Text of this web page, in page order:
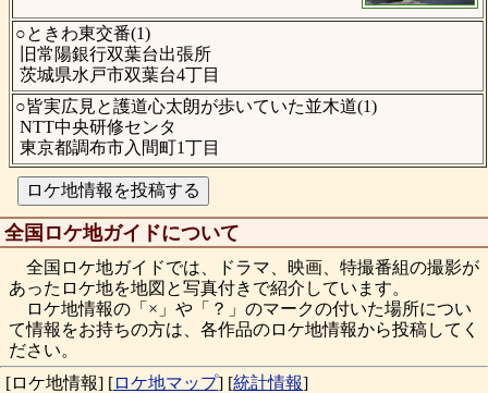
○ときわ東交番(1)
旧常陽銀行双葉台出張所
茨城県水戸市双葉台4丁目
○皆実広見と護道心太朗が歩いていた並木道(1)
NTT中央研修センタ
東京都調布市入間町1丁目
全国ロケ地ガイドについて
全国ロケ地ガイドでは、ドラマ、映画、特撮番組の撮影が
あったロケ地を地図と写真付きで紹介しています。
ロケ地情報の「×」や「？」のマークの付いた場所につい
て情報をお持ちの方は、各作品のロケ地情報から投稿してく
ださい。
[ロケ地情報] [ロケ地マップ] [統計情報]